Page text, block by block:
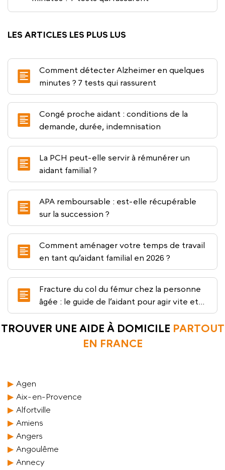
LES ARTICLES LES PLUS LUS
Comment détecter Alzheimer en quelques
minutes ? 7 tests qui rassurent
Congé proche aidant : conditions de la
demande, durée, indemnisation
La PCH peut-elle servir à rémunérer un
aidant familial ?
APA remboursable : est-elle récupérable
sur la succession ?
Comment aménager votre temps de travail
en tant qu’aidant familial en 2026 ?
Fracture du col du fémur chez la personne
âgée : le guide de l’aidant pour agir vite et
bien
TROUVER UNE AIDE À DOMICILE PARTOUT
EN FRANCE
Agen
Aix-en-Provence
Alfortville
Amiens
Angers
Angoulême
Annecy